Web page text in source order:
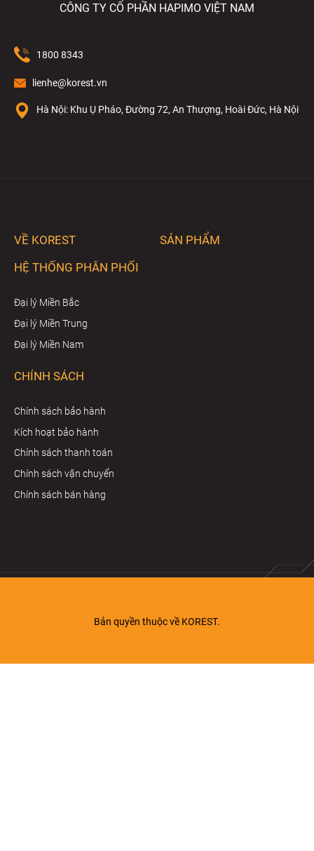
CÔNG TY CỔ PHẦN HAPIMO VIỆT NAM
1800 8343
lienhe@korest.vn
Hà Nội: Khu Ụ Pháo, Đường 72, An Thượng, Hoài Đức, Hà Nội
VỀ KOREST
SẢN PHẨM
HỆ THỐNG PHÂN PHỐI
Đại lý Miền Bắc
Đại lý Miền Trung
Đại lý Miền Nam
CHÍNH SÁCH
Chính sách bảo hành
Kích hoạt bảo hành
Chính sách thanh toán
Chính sách vận chuyển
Chính sách bán hàng
Bản quyền thuộc về KOREST.